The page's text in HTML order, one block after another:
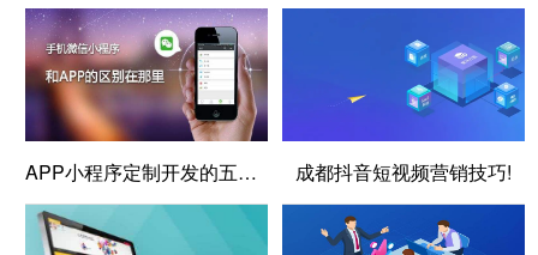
APP小程序定制开发的五大区别 成都抖音短视频营销技巧!